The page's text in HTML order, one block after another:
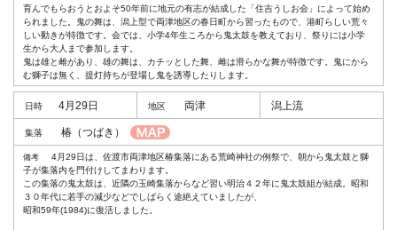
育んでもらおうとおよそ50年前に地元の有志が結成した「住吉うしお会」によって始め
られました。鬼の舞は、潟上型で両津地区の春日町から習ったもので、港町らしい荒々
しい動きが特徴です。会では、小学4年生ころから鬼太鼓を教えており、祭りには小学
生から大人まで参加します。
鬼は雄と雌があり、雄の舞は、カチッとした舞、雌は滑らかな舞が特徴です。鬼にから
む獅子は無く、提灯持ちが登場し鬼を誘導したりします。
潟上流
4月29日 両津
椿（つばき）
4月29日は、佐渡市両津地区椿集落にある荒崎神社の例祭で、朝から鬼太鼓と獅
子が集落内を門付けしてまわります。
この集落の鬼太鼓は、近隣の玉崎集落からなど習い明治４２年に鬼太鼓組が結成。昭和
３０年代に若手の減少などでしばらく途絶えていましたが、
昭和59年(1984)に復活しました。